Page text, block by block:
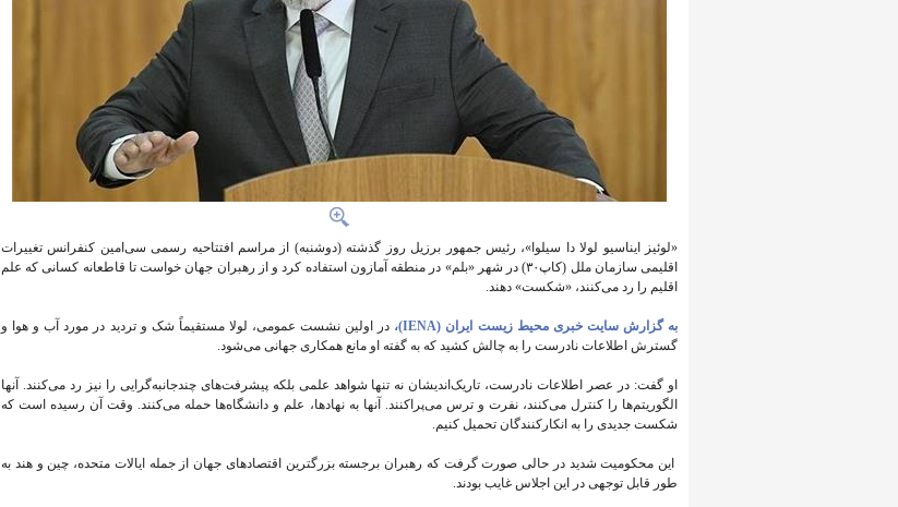
«لوئیز ایناسیو لولا دا سیلوا»، رئیس جمهور برزیل روز گذشته (دوشنبه) از مراسم افتتاحیه رسمی سی‌امین کنفرانس تغییرات
اقلیمی سازمان ملل (کاپ۳۰) در شهر «بلم» در منطقه آمازون استفاده کرد و از رهبران جهان خواست تا قاطعانه کسانی که علم
اقلیم را رد می‌کنند، «شکست» دهند.
به گزارش سایت خبری محیط زیست ایران (IENA)،
در اولین نشست عمومی، لولا مستقیماً شک و تردید در مورد آب و هوا و
گسترش اطلاعات نادرست را به چالش کشید که به گفته او مانع همکاری جهانی می‌شود.
او گفت: در عصر اطلاعات نادرست، تاریک‌اندیشان نه تنها شواهد علمی بلکه پیشرفت‌های چندجانبه‌گرایی را نیز رد می‌کنند. آنها
الگوریتم‌ها را کنترل می‌کنند، نفرت و ترس می‌پراکنند. آنها به نهادها، علم و دانشگاه‌ها حمله می‌کنند. وقت آن رسیده است که
شکست جدیدی را به انکارکنندگان تحمیل کنیم.
این محکومیت شدید در حالی صورت گرفت که رهبران برجسته بزرگترین اقتصادهای جهان از جمله ایالات متحده، چین و هند به
طور قابل توجهی در این اجلاس غایب بودند.